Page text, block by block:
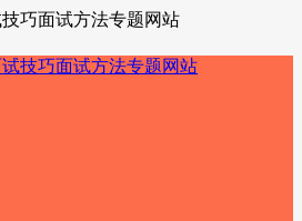
巧面试方法专题网站